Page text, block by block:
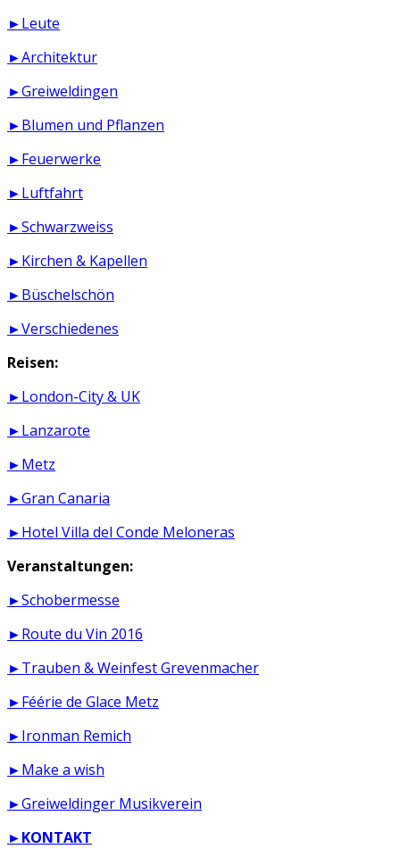
►Leute
►Architektur
►Greiweldingen
►Blumen und Pflanzen
►Feuerwerke
►Luftfahrt
►Schwarzweiss
►Kirchen & Kapellen
►Büschelschön
►Verschiedenes
Reisen:
►London-City & UK
►Lanzarote
►Metz
►Gran Canaria
►Hotel Villa del Conde Meloneras
Veranstaltungen:
►Schobermesse
►Route du Vin 2016
►Trauben & Weinfest Grevenmacher
►Féérie de Glace Metz
►Ironman Remich
►Make a wish
►Greiweldinger Musikverein
►KONTAKT